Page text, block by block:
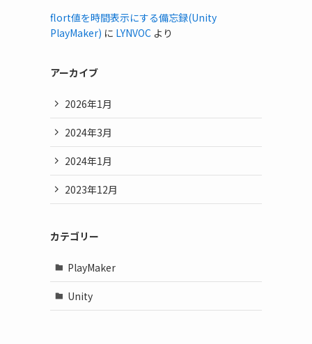
flort値を時間表示にする備忘録(Unity
PlayMaker) に LYNVOC より
アーカイブ
2026年1月
2024年3月
2024年1月
2023年12月
カテゴリー
PlayMaker
Unity